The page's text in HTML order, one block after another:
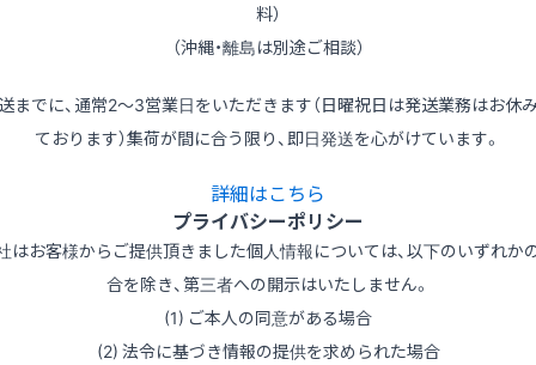
料）
（沖縄・離島は別途ご相談）
までに、通常2～3営業日をいただきます（日曜祝日は発送業務はお休
ております）集荷が間に合う限り、即日発送を心がけています。
詳細はこちら
プライバシーポリシー
はお客様からご提供頂きました個人情報については、以下のいずれか
合を除き、第三者への開示はいたしません。
(1) ご本人の同意がある場合
(2) 法令に基づき情報の提供を求められた場合